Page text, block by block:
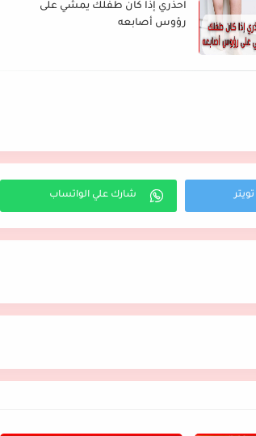
احذري إذا كان طفلك يمشي على
رؤوس أصابعه